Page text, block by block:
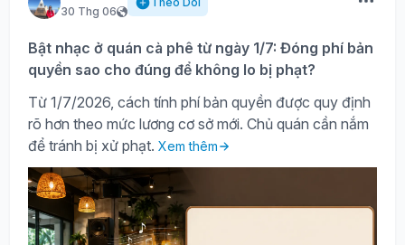
30 Thg 06
Bật nhạc ở quán cà phê từ ngày 1/7: Đóng phí bản
quyền sao cho đúng để không lo bị phạt?
Từ 1/7/2026, cách tính phí bản quyền được quy định
rõ hơn theo mức lương cơ sở mới. Chủ quán cần nắm
để tránh bị xử phạt. Xem thêm